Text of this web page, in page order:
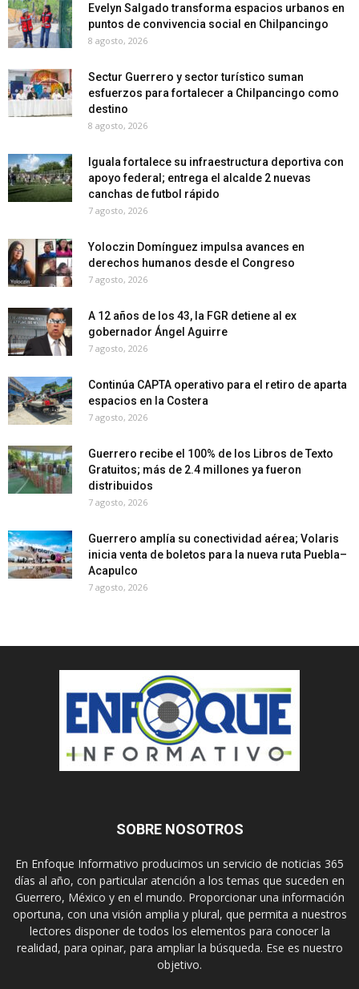
Evelyn Salgado transforma espacios urbanos en
puntos de convivencia social en Chilpancingo
8 agosto, 2026
Sectur Guerrero y sector turístico suman
esfuerzos para fortalecer a Chilpancingo como
destino
8 agosto, 2026
Iguala fortalece su infraestructura deportiva con
apoyo federal; entrega el alcalde 2 nuevas
canchas de futbol rápido
7 agosto, 2026
Yoloczin Domínguez impulsa avances en
derechos humanos desde el Congreso
7 agosto, 2026
A 12 años de los 43, la FGR detiene al ex
gobernador Ángel Aguirre
7 agosto, 2026
Continúa CAPTA operativo para el retiro de aparta
espacios en la Costera
7 agosto, 2026
Guerrero recibe el 100% de los Libros de Texto
Gratuitos; más de 2.4 millones ya fueron
distribuidos
7 agosto, 2026
Guerrero amplía su conectividad aérea; Volaris
inicia venta de boletos para la nueva ruta Puebla–
Acapulco
7 agosto, 2026
SOBRE NOSOTROS
En Enfoque Informativo producimos un servicio de noticias 365
días al año, con particular atención a los temas que suceden en
Guerrero, México y en el mundo. Proporcionar una información
oportuna, con una visión amplia y plural, que permita a nuestros
lectores disponer de todos los elementos para conocer la
realidad, para opinar, para ampliar la búsqueda. Ese es nuestro
objetivo.